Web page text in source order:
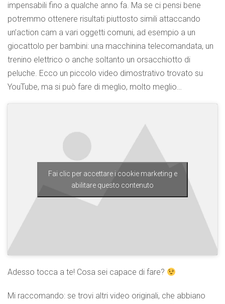
impensabili fino a qualche anno fa. Ma se ci pensi bene
potremmo ottenere risultati piuttosto simili attaccando
un’action cam a vari oggetti comuni, ad esempio a un
giocattolo per bambini: una macchinina telecomandata, un
trenino elettrico o anche soltanto un orsacchiotto di
peluche. Ecco un piccolo video dimostrativo trovato su
YouTube, ma si può fare di meglio, molto meglio…
Fai clic per accettare i cookie marketing e
abilitare questo contenuto
Adesso tocca a te! Cosa sei capace di fare?
Mi raccomando: se trovi altri video originali, che abbiano